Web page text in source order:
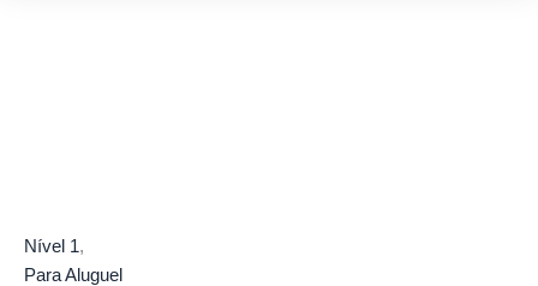
Nível 1,
Para Aluguel